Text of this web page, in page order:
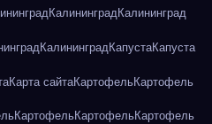
КалининградКалининград
Калининград КапустаКапуста
Карта сайтаКартофельКартофель
КартофельКартофельКартофель